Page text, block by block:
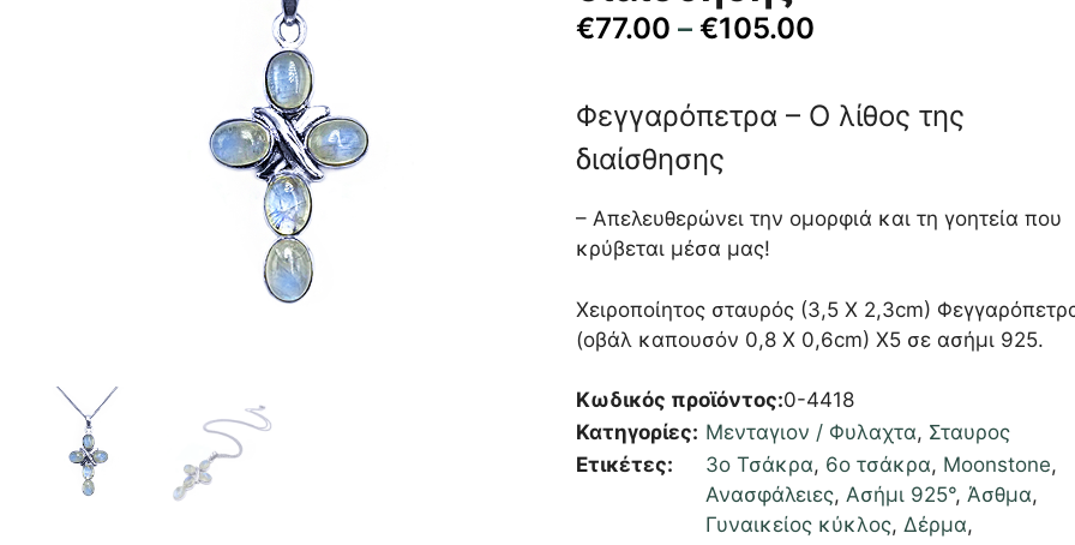
€77.00 – €105.00
Φεγγαρόπετρα – Ο λίθος της
διαίσθησης
– Απελευθερώνει την ομορφιά και τη γοητεία που
κρύβεται μέσα μας!
Χειροποίητος σταυρός (3,5 Χ 2,3cm)
(οβάλ καπουσόν 0,8 Χ 0,6cm) Χ5 σε ασήμι 925.
Κωδικός προϊόντος:0-4418
Κατηγορίες: Μενταγιον / Φυλαχτα, Σταυρος
Ετικέτες:
3ο Τσάκρα, 6ο τσάκρα, Moonstone,
Ανασφάλειες,Ασήμι 925°,Άσθμα,
Γυναικείος κύκλος,Δέρμα,